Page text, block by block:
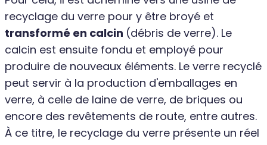
recyclage du verre pour y être broyé et
transformé en calcin (débris de verre). Le
calcin est ensuite fondu et employé pour
produire de nouveaux éléments. Le verre recyclé
peut servir à la production d'emballages en
verre, à celle de laine de verre, de briques ou
encore des revêtements de route, entre autres.
À ce titre, le recyclage du verre présente un réel